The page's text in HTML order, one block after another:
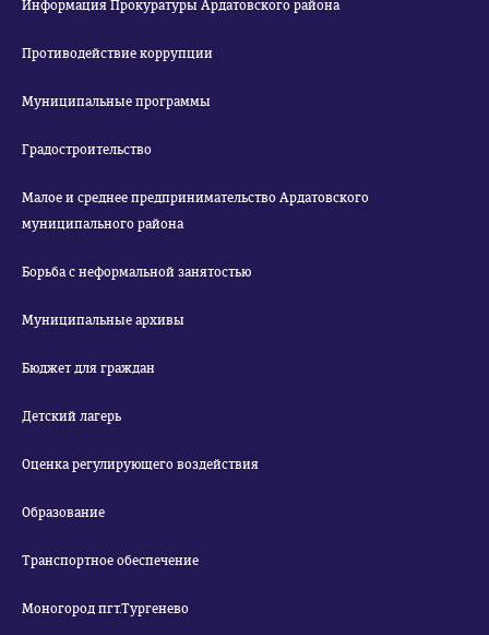
Информация Прокуратуры Ардатовского района
Противодействие коррупции
Муниципальные программы
Градостроительство
Малое и среднее предпринимательство Ардатовского
муниципального района
Борьба с неформальной занятостью
Муниципальные архивы
Бюджет для граждан
Детский лагерь
Оценка регулирующего воздействия
Образование
Транспортное обеспечение
Моногород пгт.Тургенево